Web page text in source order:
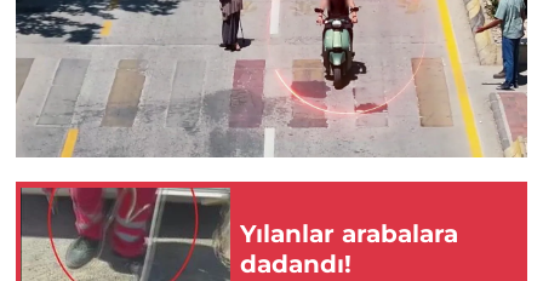
Yılanlar arabalara
dadandı!